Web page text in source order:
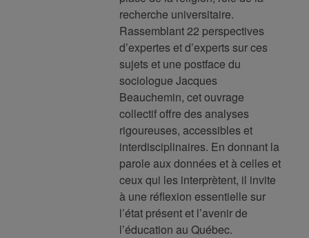
recherche universitaire.
Rassemblant 22 perspectives
d’expertes et d’experts sur ces
sujets et une postface du
sociologue Jacques
Beauchemin, cet ouvrage
collectif offre des analyses
rigoureuses, accessibles et
interdisciplinaires. En donnant la
parole aux données et à celles et
ceux qui les interprètent, il invite
à une réflexion essentielle sur
l’état présent et l’avenir de
l’éducation au Québec.